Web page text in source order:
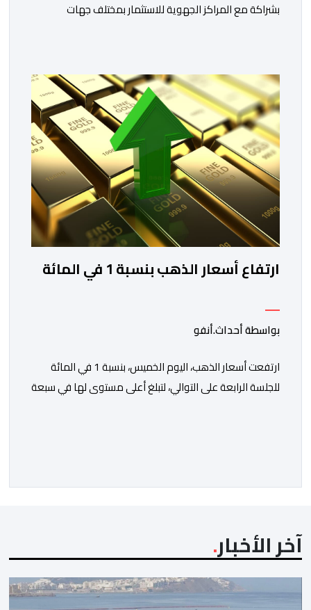
بشراكة مع المراكز الجهوية للاستثمار بمختلف جهات
تهدف هذه المبادرة إلى تمكين مغاربة العالم من الاطلاع
على فرص الاستثمار المتاحة بمختلف جهات المملكة،
والاستفادة من مواكبة عن قرب تساعدهم […]
ارتفاع أسعار الذهب بنسبة 1 في المائة
بواسطة أحداث.أنفو
ارتفعت أسعار الذهب، اليوم الخميس، بنسبة 1 في المائة
للجلسة الرابعة على التوالي، لتبلغ أعلى مستوى لها في سبعة
الأمريكية الآجلة […]
آخر الأخبار